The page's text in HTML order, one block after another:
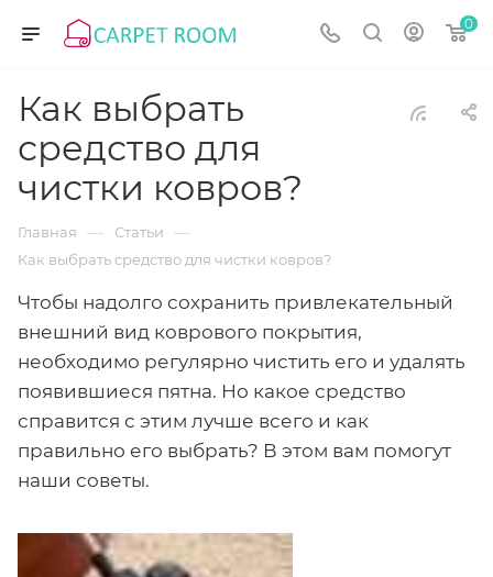
0
Как выбрать
средство для
чистки ковров?
Главная — Статьи —
Как выбрать средство для чистки ковров?
Чтобы надолго сохранить привлекательный
внешний вид коврового покрытия,
необходимо регулярно чистить его и удалять
появившиеся пятна. Но какое средство
справится с этим лучше всего и как
правильно его выбрать? В этом вам помогут
наши советы.